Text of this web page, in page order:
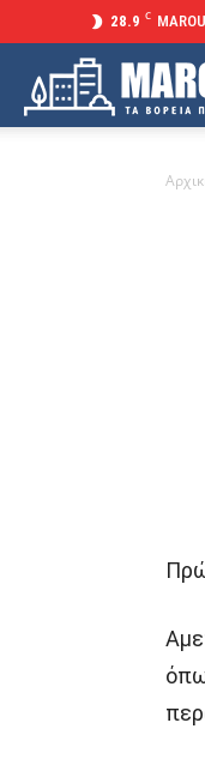
28.9 C